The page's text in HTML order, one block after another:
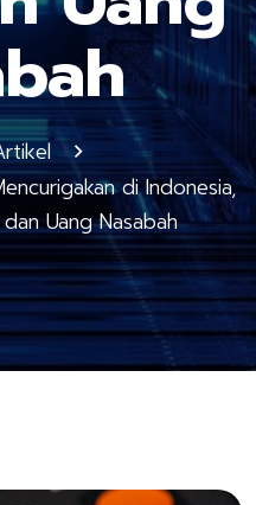
di Indonesia,
Uang Nasabah